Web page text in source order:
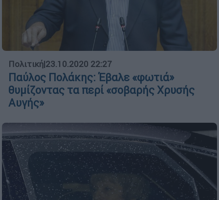
Πολιτική|23.10.2020 22:27
Παύλος Πολάκης: Έβαλε «φωτιά»
θυμίζοντας τα περί «σοβαρής Χρυσής
Αυγής»